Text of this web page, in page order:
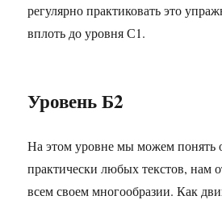
регулярно практиковать это
вплоть до уровня С1.
Уровень Б2
На этом уровне мы можем понять
практически любых текстов, нам
всем своем многообразии. Как